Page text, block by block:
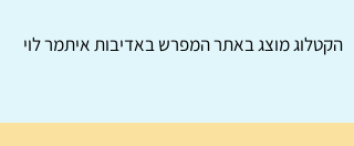
הקטלוג מוצג באתרהמפרשבאדיבות איתמר לוי